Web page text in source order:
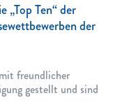
Ten“ der
der
freundlicher
gestellt und sind